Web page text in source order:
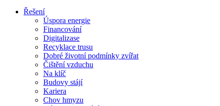
Řešení
Úspora energie
Financování
Digitalizase
Recyklace trusu
Dobré životní podmínky zvířat
Čištění vzduchu
Na klíč
Budovy stájí
Kariera
Chov hmyzu